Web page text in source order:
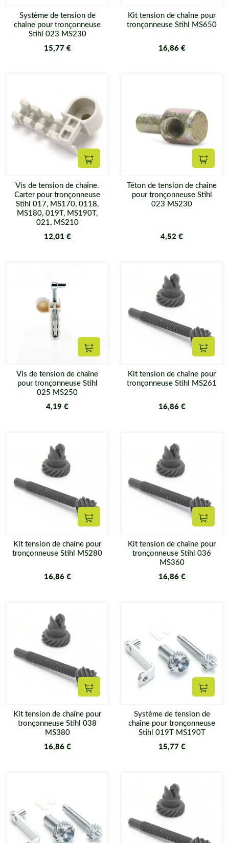
Système de tension de
chaîne pour tronçonneuse
Stihl 023 MS230
15,77 €
Kit tension de chaîne pour
tronçonneuse Stihl MS650
16,86 €
Ajouter au panier
Vis de tension de chaîne.
Carter pour tronçonneuse
Stihl 017, MS170, 0118,
MS180, 019T, MS190T,
021, MS210
12,01 €
Téton de tension de chaîne
pour tronçonneuse Stihl
023 MS230
4,52 €
Ajouter au panier
Vis de tension de chaîne
pour tronçonneuse Stihl
025 MS250
4,19 €
Kit tension de chaîne pour
tronçonneuse Stihl MS261
16,86 €
Ajouter au panier
Kit tension de chaîne pour
tronçonneuse Stihl MS280
16,86 €
Kit tension de chaîne pour
tronçonneuse Stihl 036
MS360
16,86 €
Ajouter au panier
Kit tension de chaîne pour
tronçonneuse Stihl 038
MS380
16,86 €
Système de tension de
chaîne pour tronçonneuse
Stihl 019T MS190T
15,77 €